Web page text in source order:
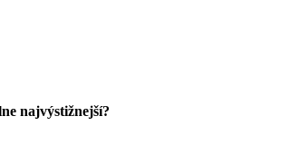
najvýstižnejší?